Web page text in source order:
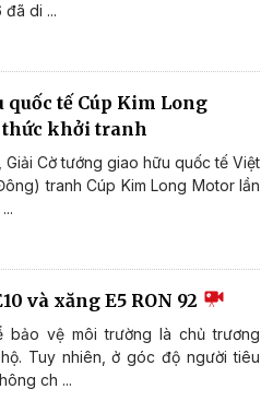
đã di ...
quốc tế Cúp Kim Long
khởi tranh
Cờ tướng giao hữu quốc tế Việt
tranh Cúp Kim Long Motor lần
và xăng E5 RON 92
bảo vệ môi trường là chủ trương
Tuy nhiên, ở góc độ người tiêu
ch ...